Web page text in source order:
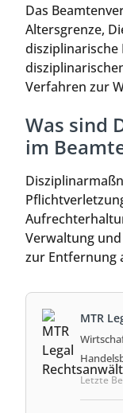
Das
Altersgrenze,
disziplinarische
Verfahren zur
Was sind
im
Verwaltung
zur Entfernung
MTR
Letzte